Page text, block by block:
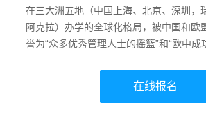
在三大洲五地（中国上海、北京、深圳，
阿克拉）办学的全球化格局，被中国和欧
誉为“众多优秀管理人士的摇篮”和“欧中成
在线报名